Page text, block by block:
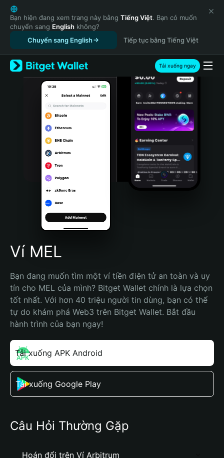
English
日本語
Tiếng Việt
Русский
Español (Latinoamérica)
Türkçe
Italiano
Português (Portugal)
Bahasa Indonesia
Português (Brasil)
Español (Argentina)
Bạn hiện đang xem trang này bằng Tiếng Việt. Bạn có muốn
chuyển sang English không?
Chuyển sang English
Tiếp tục bằng Tiếng Việt
Tải xuống ngay
Ví MEL
Bạn đang muốn tìm một ví tiền điện tử an toàn và uy
tín cho MEL của mình? Bitget Wallet chính là lựa chọn
tốt nhất. Với hơn 40 triệu người tin dùng, bạn có thể
tự do khám phá Web3 trên Bitget Wallet. Bắt đầu
hành trình của bạn ngay!
Tải xuống APK Android
Tải xuống Google Play
Câu Hỏi Thường Gặp
Hoán đổi trên Ví Arbitrum